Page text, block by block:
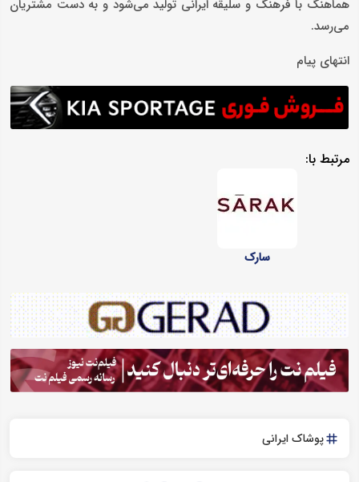
هماهنگ با فرهنگ و سلیقه ایرانی تولید می‌شود و به دست مشتریان
می‌رسد.
انتهای پیام
مرتبط با:
سارک
پوشاک ایرانی